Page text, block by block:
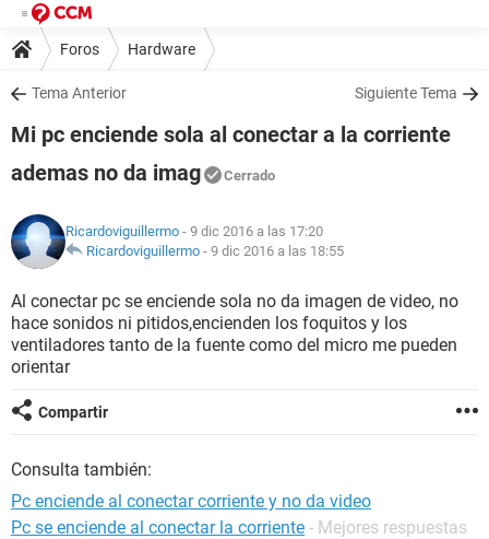
Foros Hardware
Tema Anterior Siguiente Tema
Mi pc enciende sola al conectar a la corriente
ademas no da imag
Cerrado
Ricardoviguillermo - 9 dic 2016 a las 17:20
Ricardoviguillermo - 9 dic 2016 a las 18:55
Al conectar pc se enciende sola no da imagen de video, no
hace sonidos ni pitidos,encienden los foquitos y los
ventiladores tanto de la fuente como del micro me pueden
orientar
Compartir
Consulta también:
Pc enciende al conectar corriente y no da video
Pc se enciende al conectar la corriente - Mejores respuestas